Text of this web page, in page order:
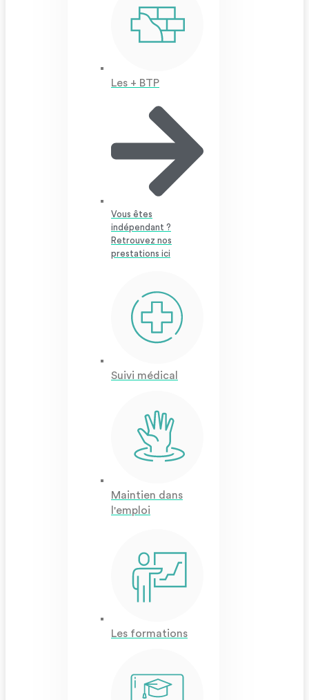
Les + BTP
Vous êtes
indépendant ?
Retrouvez nos
prestations ici
Suivi médical
Maintien dans
l'emploi
Les formations